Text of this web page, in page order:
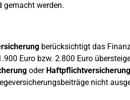
gemacht werden.
berücksichtigt das
Euro bzw. 2.800 Euro
oder
nicht